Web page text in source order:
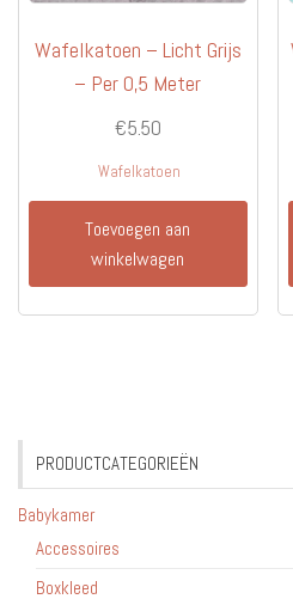
Wafelkatoen – Licht Grijs
– Per 0,5 Meter
€5.50
Wafelkatoen
Toevoegen aan
winkelwagen
PRODUCTCATEGORIEËN
Babykamer
Accessoires
Boxkleed